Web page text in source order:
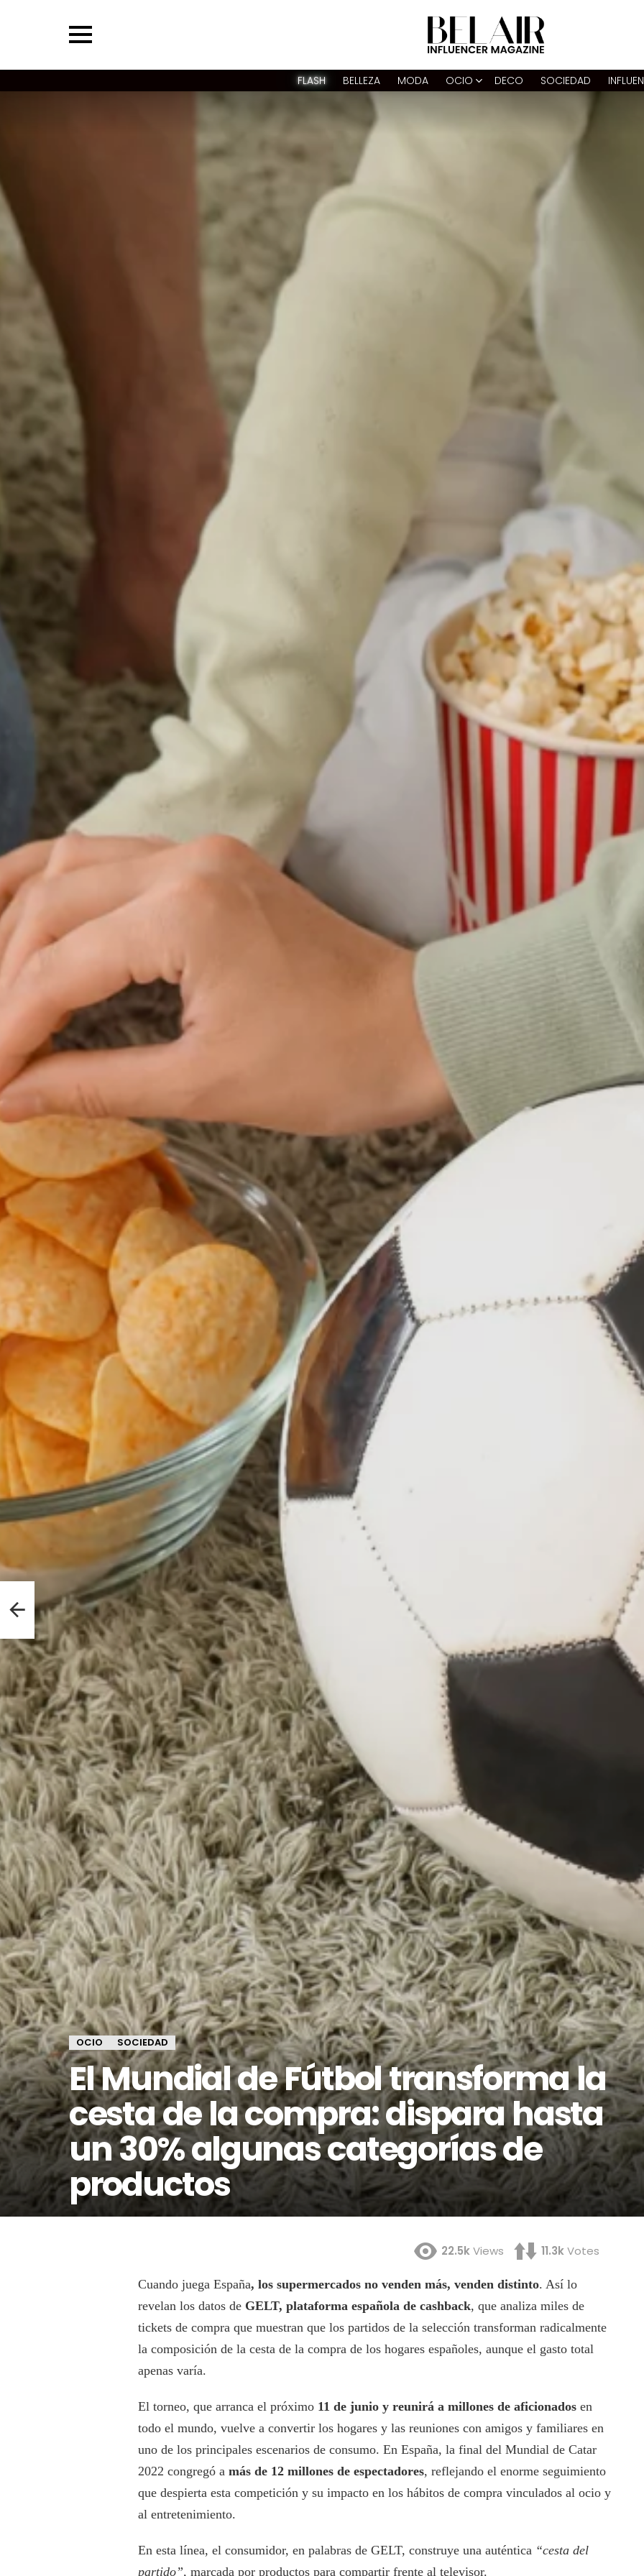
FLASH BELLEZA MODA OCIO DECO SOCIEDAD
OCIO SOCIEDAD
El Mundial de Fútbol transforma la
cesta de la compra: dispara hasta
un 30% algunas categorías de
productos
22.5kViews 11.3kVotes
Cuando juega España, los supermercados no venden más, venden distinto. Así lo
revelan los datos de GELT, plataforma española de cashback, que analiza miles de
tickets de compra que muestran que los partidos de la selección transforman radicalmente
la composición de la cesta de la compra de los hogares españoles, aunque el gasto total
apenas varía.
El torneo, que arranca el próximo 11 de junio y reunirá a millones de aficionados en
todo el mundo, vuelve a convertir los hogares y las reuniones con amigos y familiares en
uno de los principales escenarios de consumo. En España, la final del Mundial de Catar
2022 congregó a más de 12 millones de espectadores, reflejando el enorme seguimiento
que despierta esta competición y su impacto en los hábitos de compra vinculados al ocio y
al entretenimiento.
En esta línea, el consumidor, en palabras de GELT, construye una auténtica “cesta del
partido”, marcada por productos para compartir frente al televisor.